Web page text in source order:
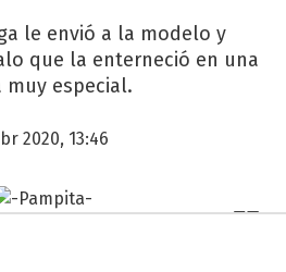
le envió a la modelo y
que la enterneció en una
muy especial.
2020, 13:46